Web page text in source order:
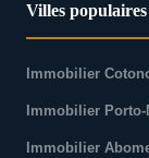
Villes populaires
Immobilier
Immobilier Porto-
Immobilier